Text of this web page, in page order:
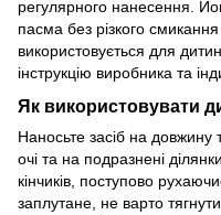
регулярного нанесення.
пасма без різкого
використовується для
інструкцію виробника та
Як використовувати
Наносьте засіб на довжину
очі та на подразнені
кінчиків, поступово
заплутане, не варто